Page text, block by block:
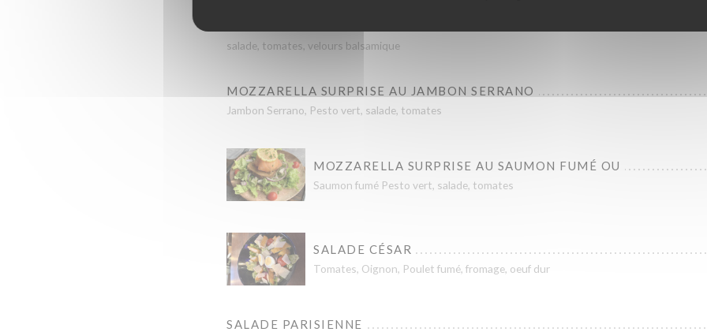
salade, tomates, velours balsamique
MOZZARELLA SURPRISE AU JAMBON SERRANO
Jambon Serrano, Pesto vert, salade, tomates
MOZZARELLA SURPRISE AU SAUMON FUMÉ OU
Saumon fumé Pesto vert, salade, tomates
SALADE CÉSAR
Tomates, Oignon, Poulet fumé, fromage, oeuf dur
SALADE PARISIENNE